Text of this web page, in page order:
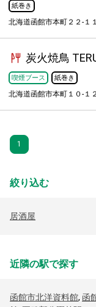
紙巻き
北海道函館市本町２２-１１
炭火焼鳥
喫煙ブース 紙巻き
北海道函館市本町１０-１２
1
絞り込む
居酒屋
近隣の駅で探す
函館市北洋資料館, 函